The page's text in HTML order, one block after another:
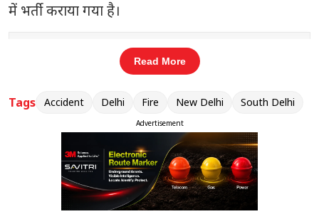
में भर्ती कराया गया है।
लोक कल्याण मार्ग पर सियासी हलचल:
केंद्रीय मंत्री जितेंद्र सिंह ने राहुल गांधी से की
‹
दक्षिण जिला आपदा प्रबंधन प्राधिकरण (DDMA) के
अधिकारियों के अनुसार, आग लगने के कारणों की जांच की
Read More
Tags Accident Delhi Fire New Delhi South Delhi
Advertisement